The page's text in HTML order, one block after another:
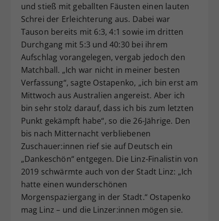
und stieß mit geballten Fäusten einen lauten
Schrei der Erleichterung aus. Dabei war
Tauson bereits mit 6:3, 4:1 sowie im dritten
Durchgang mit 5:3 und 40:30 bei ihrem
Aufschlag vorangelegen, vergab jedoch den
Matchball. „Ich war nicht in meiner besten
Verfassung“, sagte Ostapenko, „ich bin erst am
Mittwoch aus Australien angereist. Aber ich
bin sehr stolz darauf, dass ich bis zum letzten
Punkt gekämpft habe“, so die 26-Jährige. Den
bis nach Mitternacht verbliebenen
Zuschauer:innen rief sie auf Deutsch ein
„Dankeschön“ entgegen. Die Linz-Finalistin von
2019 schwärmte auch von der Stadt Linz: „Ich
hatte einen wunderschönen
Morgenspaziergang in der Stadt.“ Ostapenko
mag Linz – und die Linzer:innen mögen sie.